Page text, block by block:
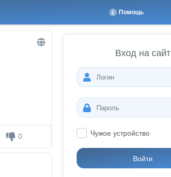
Помощь
0
Вход на сайт
Чужое устройство
Войти